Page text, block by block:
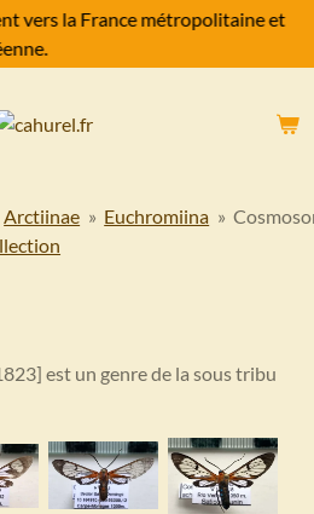
vers la France métropolitaine et
Arctiinae » Euchromiina »
est un genre de la sous tribu